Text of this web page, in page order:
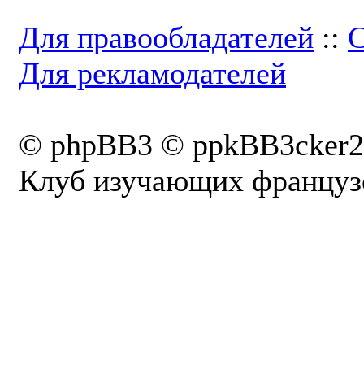
Для правообладателей ::
Для рекламодателей
© phpBB3 ©
Клуб изучающих